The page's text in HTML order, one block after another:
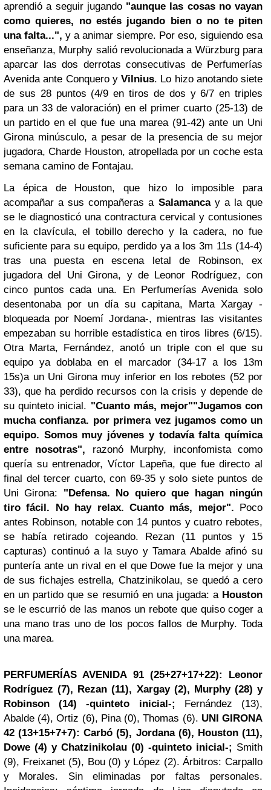
aprendió a seguir jugando "aunque las cosas no vayan
como quieres, no estés jugando bien o no te piten
una falta...", y a animar siempre. Por eso, siguiendo esa
enseñanza, Murphy salió revolucionada a Würzburg para
aparcar las dos derrotas consecutivas de Perfumerías
Avenida ante Conquero y Vilnius. Lo hizo anotando siete
de sus 28 puntos (4/9 en tiros de dos y 6/7 en triples
para un 33 de valoración) en el primer cuarto (25-13) de
un partido en el que fue una marea (91-42) ante un Uni
Girona minúsculo, a pesar de la presencia de su mejor
jugadora, Charde Houston, atropellada por un coche esta
semana camino de Fontajau.
La épica de Houston, que hizo lo imposible para
acompañar a sus compañeras a Salamancay a la que
se le diagnosticó una contractura cervical y contusiones
en la clavícula, el tobillo derecho y la cadera, no fue
suficiente para su equipo, perdido ya a los 3m 11s (14-4)
tras una puesta en escena letal de Robinson, ex
jugadora del Uni Girona, y de Leonor Rodríguez, con
cinco puntos cada una. En Perfumerías Avenida solo
desentonaba por un día su capitana, Marta Xargay -
bloqueada por Noemí Jordana-, mientras las visitantes
empezaban su horrible estadística en tiros libres (6/15).
Otra Marta, Fernández, anotó un triple con el que su
equipo ya doblaba en el marcador (34-17 a los 13m
15s)a un Uni Girona muy inferior en los rebotes (52 por
33), que ha perdido recursos con la crisis y depende de
su quinteto inicial. "Cuanto más, mejor""Jugamos con
mucha confianza. por primera vez jugamos como un
equipo. Somos muy jóvenes y todavía falta química
entre nosotras", razonó Murphy, inconfomista como
quería su entrenador, Víctor Lapeña, que fue directo al
final del tercer cuarto, con 69-35 y solo siete puntos de
Uni Girona: "Defensa. No quiero que hagan ningún
tiro fácil. No hay relax. Cuanto más, mejor". Poco
antes Robinson, notable con 14 puntos y cuatro rebotes,
se había retirado cojeando. Rezan (11 puntos y 15
capturas) continuó a la suyo y Tamara Abalde afinó su
puntería ante un rival en el que Dowe fue la mejor y una
de sus fichajes estrella, Chatzinikolau, se quedó a cero
en un partido que se resumió en una jugada: a Houston
se le escurrió de las manos un rebote que quiso coger a
una mano tras uno de los pocos fallos de Murphy. Toda
una marea.
PERFUMERÍAS AVENIDA 91 (25+27+17+22): Leonor
Rodríguez (7), Rezan (11), Xargay (2), Murphy (28) y
Robinson (14) -quinteto inicial-; Fernández (13),
Abalde (4), Ortiz (6), Pina (0), Thomas (6). UNI GIRONA
42 (13+15+7+7): Carbó (5), Jordana (6), Houston (11),
Dowe (4) y Chatzinikolau (0) -quinteto inicial-; Smith
(9), Freixanet (5), Bou (0) y López (2). Árbitros: Carpallo
y Morales. Sin eliminadas por faltas personales.